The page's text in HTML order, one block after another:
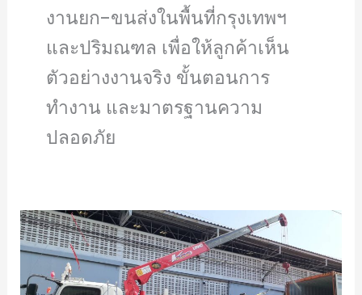
งานยก–ขนส่งในพื้นที่กรุงเทพฯ
และปริมณฑล เพื่อให้ลูกค้าเห็น
ตัวอย่างงานจริง ขั้นตอนการ
ทำงาน และมาตรฐานความ
ปลอดภัย
รถ
เฮี๊ยบ
โหลด
ชิ้น